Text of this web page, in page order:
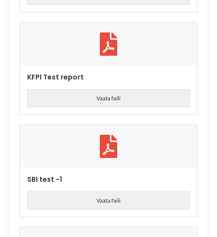
KFPI Test report
Vaata faili
SBI test -1
Vaata faili